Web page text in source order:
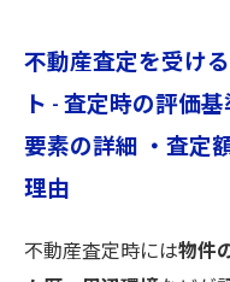
不動産査定を受け
ト - 査定時の評価
要素の詳細 ・査定
理由
不動産査定時には物件